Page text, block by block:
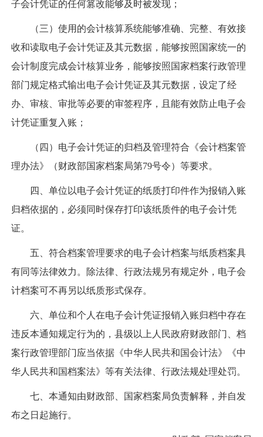
子会计凭证的任何篡改能够及时被发现；
（三）使用的会计核算系统能够准确、完整、有效接
收和读取电子会计凭证及其元数据，能够按照国家统一的
会计制度完成会计核算业务，能够按照国家档案行政管理
部门规定格式输出电子会计凭证及其元数据，设定了经
办、审核、审批等必要的审签程序，且能有效防止电子会
计凭证重复入账；
（四）电子会计凭证的归档及管理符合《会计档案管
理办法》（财政部国家档案局第79号令）等要求。
四、单位以电子会计凭证的纸质打印件作为报销入账
归档依据的，必须同时保存打印该纸质件的电子会计凭
证。
五、符合档案管理要求的电子会计档案与纸质档案具
有同等法律效力。除法律、行政法规另有规定外，电子会
计档案可不再另以纸质形式保存。
六、单位和个人在电子会计凭证报销入账归档中存在
违反本通知规定行为的，县级以上人民政府财政部门、档
案行政管理部门应当依据《中华人民共和国会计法》《中
华人民共和国档案法》等有关法律、行政法规处理处罚。
七、本通知由财政部、国家档案局负责解释，并自发
布之日起施行。